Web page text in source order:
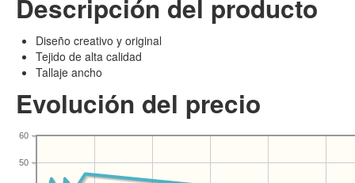
Descripción del producto
Diseño creativo y original
Tejido de alta calidad
Tallaje ancho
Evolución del precio
50
60